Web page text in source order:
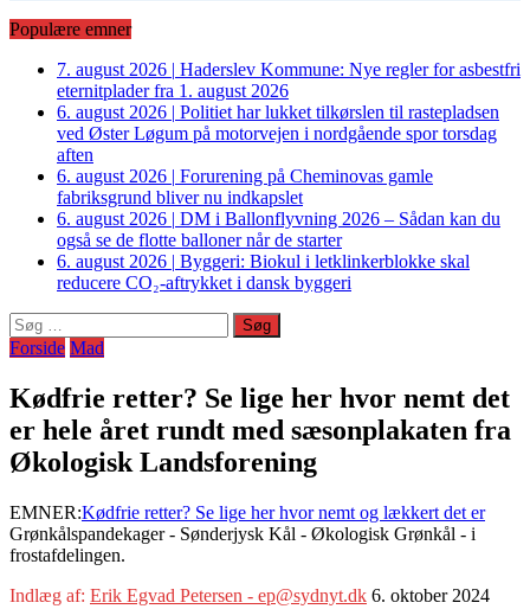
Populære emner
7. august 2026 | Haderslev Kommune: Nye regler for asbestfri
eternitplader fra 1. august 2026
6. august 2026 | Politiet har lukket tilkørslen til rastepladsen
ved Øster Løgum på motorvejen i nordgående spor torsdag
aften
6. august 2026 | Forurening på Cheminovas gamle
fabriksgrund bliver nu indkapslet
6. august 2026 | DM i Ballonflyvning 2026 – Sådan kan du
også se de flotte balloner når de starter
6. august 2026 | Byggeri: Biokul i letklinkerblokke skal
reducere CO₂-aftrykket i dansk byggeri
Søg
efter:
Forside Mad
Kødfrie retter? Se lige her hvor nemt det
er hele året rundt med sæsonplakaten fra
Økologisk Landsforening
EMNER:Kødfrie retter? Se lige her hvor nemt og lækkert det er
Grønkålspandekager - Sønderjysk Kål - Økologisk Grønkål - i
frostafdelingen.
Indlæg af: Erik Egvad Petersen - ep@sydnyt.dk 6. oktober 2024